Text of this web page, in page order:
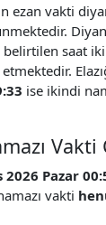
ezan vakti
saat
ise ikindi
Vakti
2026 Pazar
vakti